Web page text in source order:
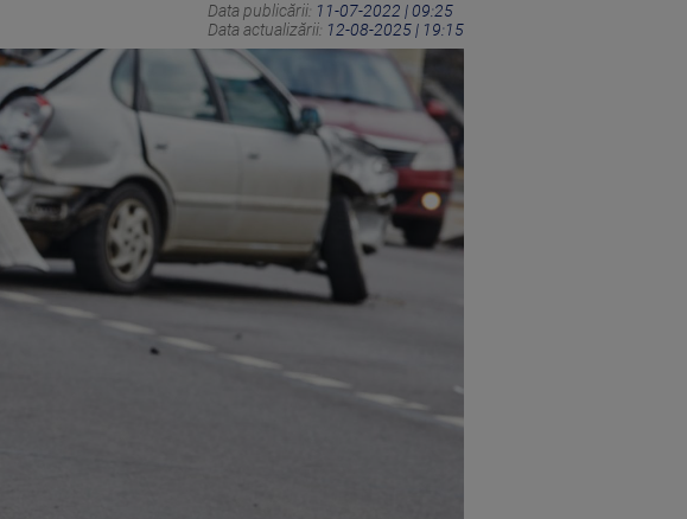
Data publicării: 11-07-2022 | 09:25
Data actualizării: 12-08-2025 | 19:15